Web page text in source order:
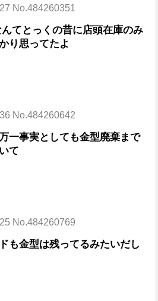
No.484260351
てとっくの昔に店頭在庫のみ
り思ってたよ
No.484260642
一事実としても金型廃棄まで
て
No.484260769
も金型は残ってるみたいだし